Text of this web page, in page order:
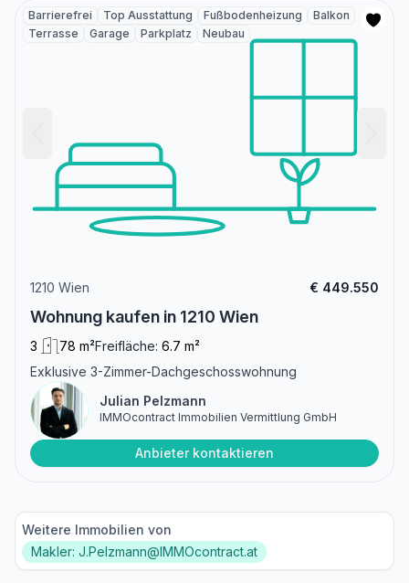
Barrierefrei Top Ausstattung Fußbodenheizung
Balkon
Terrasse
Garage Parkplatz Neubau
1210 Wien € 449.550
Wohnung kaufen in 1210 Wien
3 78 m²Freifläche: 6.7 m²
Exklusive 3-Zimmer-Dachgeschosswohnung
Julian Pelzmann
IMMOcontract Immobilien Vermittlung GmbH
Anbieter kontaktieren
Weitere Immobilien von
Makler: J.Pelzmann@IMMOcontract.at